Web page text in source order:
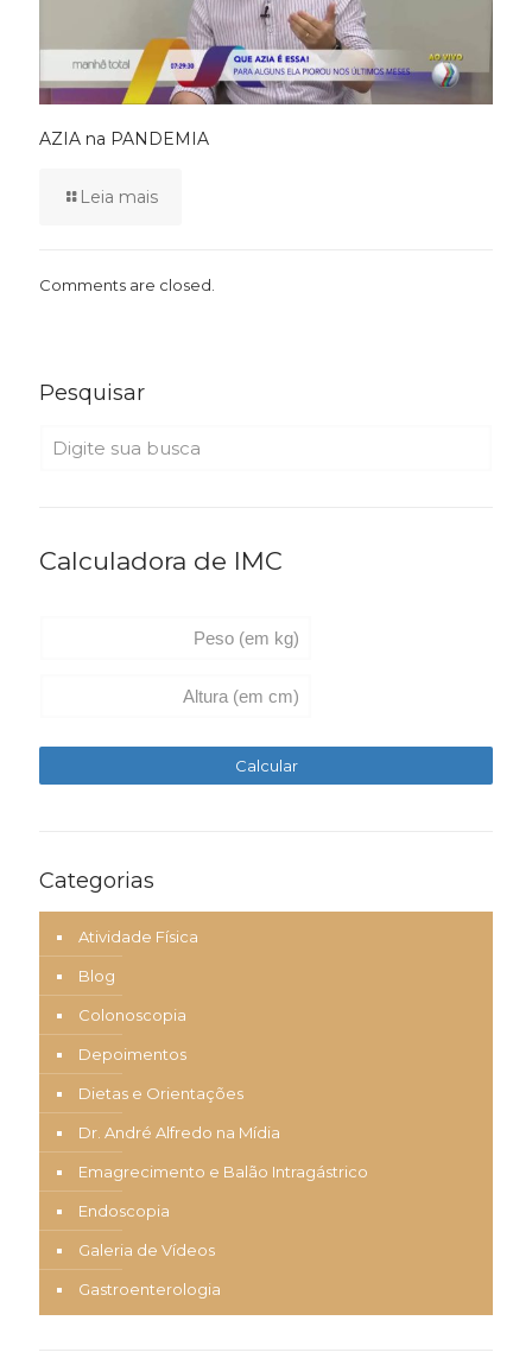
AZIA na PANDEMIA
Leia mais
Comments are closed.
Pesquisar
Calculadora de IMC
Categorias
Atividade Física
Blog
Colonoscopia
Depoimentos
Dietas e Orientações
Dr. André Alfredo na Mídia
Emagrecimento e Balão Intragástrico
Endoscopia
Galeria de Vídeos
Gastroenterologia